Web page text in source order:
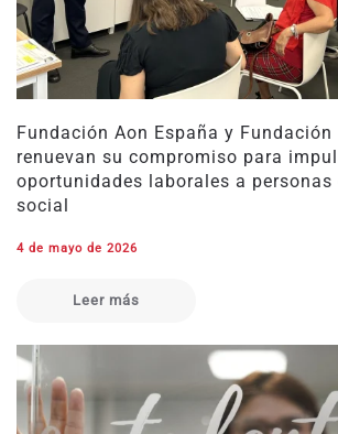
Fundación Aon España y Fundación
renuevan su compromiso para
oportunidades laborales a personas
social
4 de mayo de 2026
Leer más